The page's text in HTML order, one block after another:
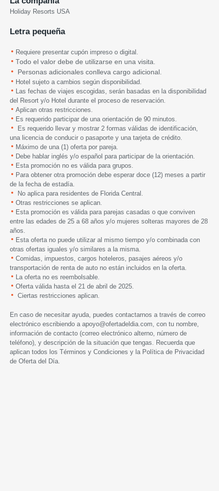
Holiday Resorts USA
Letra pequeña
Requiere presentar cupón impreso o digital.
Todo el valor debe de utilizarse en una visita.
Personas adicionales conlleva cargo adicional.
Hotel sujeto a cambios según disponibilidad.
Las fechas de viajes escogidas, serán basadas en la disponibilidad
del Resort y/o Hotel durante el proceso de reservación.
Aplican otras restricciones.
Es requerido participar de una orientación de 90 minutos.
Es requerido llevar y mostrar 2 formas válidas de identificación,
una licencia de conducir o pasaporte y una tarjeta de crédito.
Máximo de una (1) oferta por pareja.
Debe hablar inglés y/o español para participar de la orientación.
Esta promoción no es válida para grupos.
Para obtener otra promoción debe esperar doce (12) meses a partir
de la fecha de estadía.
No aplica para residentes de Florida Central.
Otras restricciones se aplican.
Esta promoción es válida para parejas casadas o que conviven
entre las edades de 25 a 68 años y/o mujeres solteras mayores de 28
años.
Esta oferta no puede utilizar al mismo tiempo y/o combinada con
otras ofertas iguales y/o similares a la misma.
Comidas, impuestos, cargos hoteleros, pasajes aéreos y/o
transportación de renta de auto no están incluidos en la oferta.
La oferta no es reembolsable.
Oferta válida hasta el 21 de abril de 2025.
Ciertas restricciones aplican.
En caso de necesitar ayuda, puedes contactarnos a través de correo
electrónico escribiendo a apoyo@ofertadeldia.com , con tu nombre,
información de contacto (correo electrónico alterno, número de
teléfono), y descripción de la situación que tengas. Recuerda que
aplican todos los Términos y Condiciones y la Política de Privacidad
de Oferta del Día.